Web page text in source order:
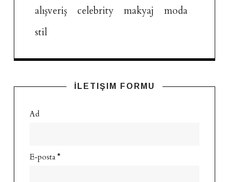
alışveriş celebrity makyaj
moda
stil
İLETIŞIM FORMU
Ad
E-posta *